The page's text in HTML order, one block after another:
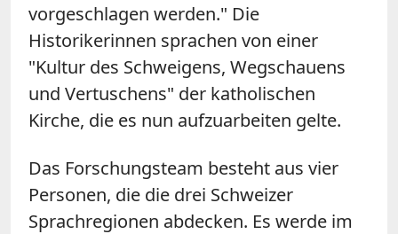
vorgeschlagen werden." Die
Historikerinnen sprachen von einer
"Kultur des Schweigens, Wegschauens
und Vertuschens" der katholischen
Kirche, die es nun aufzuarbeiten gelte.
Das Forschungsteam besteht aus vier
Personen, die die drei Schweizer
Sprachregionen abdecken. Es werde im